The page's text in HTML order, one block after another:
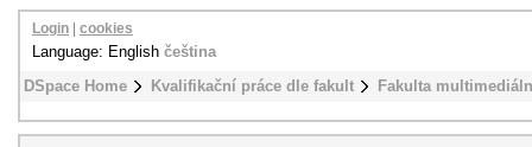
DSpace Home Kvalifikační práce dle fakult Fakulta
Login cookies
Language: English čeština